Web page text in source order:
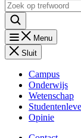
Menu
Sluit
Campus
Onderwijs
Wetenschap
Opinie